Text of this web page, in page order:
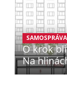
SAMOSPRÁVA
O krok
Na